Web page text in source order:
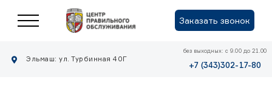
Заказать звонок
Эльмаш: ул. Турбинная 40Г
без выходных: с 9.00 до 21.00
+7 (343)302-17-80